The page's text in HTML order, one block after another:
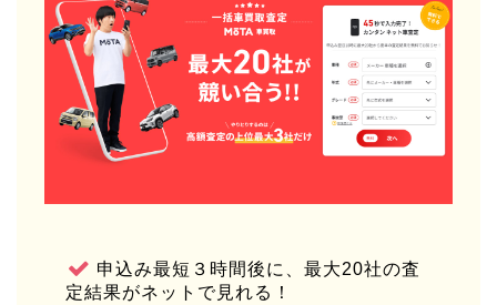
申込み最短３時間後に、最大20社の査
定結果がネットで見れる！